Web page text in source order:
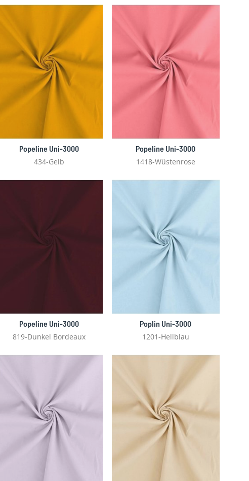
Popeline Uni-3000
434-Gelb
Popeline Uni-3000
1418-Wüstenrose
Popeline Uni-3000
819-Dunkel Bordeaux
Poplin Uni-3000
1201-Hellblau